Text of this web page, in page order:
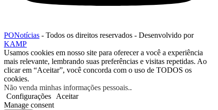
PONotícias - Todos os direitos reservados - Desenvolvido por
KAMP
Usamos cookies em nosso site para oferecer a você a experiência
mais relevante, lembrando suas preferências e visitas repetidas. Ao
clicar em “Aceitar”, você concorda com o uso de TODOS os
cookies.
Não venda minhas informações pessoais..
Configurações
Aceitar
Manage consent